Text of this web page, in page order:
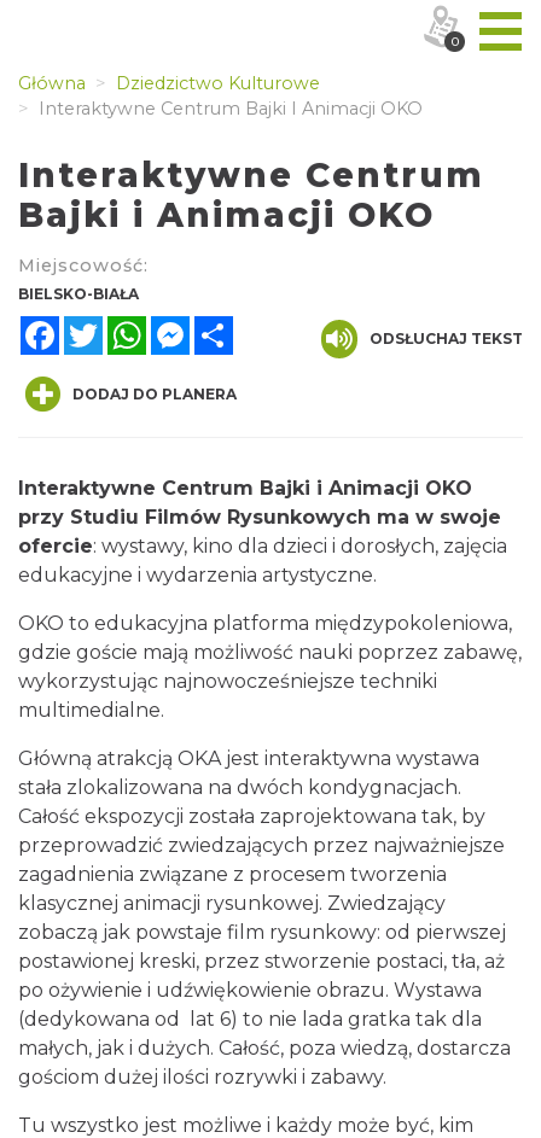
Główna
Dziedzictwo Kulturowe
Interaktywne Centrum Bajki I Animacji OKO
Interaktywne Centrum
Bajki i Animacji OKO
Miejscowość:
BIELSKO-BIAŁA
FacebookTwitterWhatsAppMessenger
ODSŁUCHAJ TEKST
DODAJ DO PLANERA
Interaktywne Centrum Bajki i Animacji OKO
przy Studiu Filmów Rysunkowych ma w swoje
ofercie: wystawy, kino dla dzieci i dorosłych, zajęcia
edukacyjne i wydarzenia artystyczne.
OKO to edukacyjna platforma międzypokoleniowa,
gdzie goście mają możliwość nauki poprzez zabawę,
wykorzystując najnowocześniejsze techniki
multimedialne.
Główną atrakcją OKA jest interaktywna wystawa
stała zlokalizowana na dwóch kondygnacjach.
Całość ekspozycji została zaprojektowana tak, by
przeprowadzić zwiedzających przez najważniejsze
zagadnienia związane z procesem tworzenia
klasycznej animacji rysunkowej. Zwiedzający
zobaczą jak powstaje film rysunkowy: od pierwszej
postawionej kreski, przez stworzenie postaci, tła, aż
po ożywienie i udźwiękowienie obrazu. Wystawa
(dedykowana od lat 6) to nie lada gratka tak dla
małych, jak i dużych. Całość, poza wiedzą, dostarcza
gościom dużej ilości rozrywki i zabawy.
Tu wszystko jest możliwe i każdy może być, kim
0